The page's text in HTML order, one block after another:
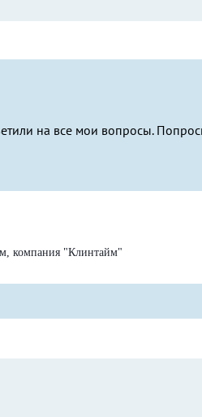
на все мои вопросы.
компания "Клинтайм"